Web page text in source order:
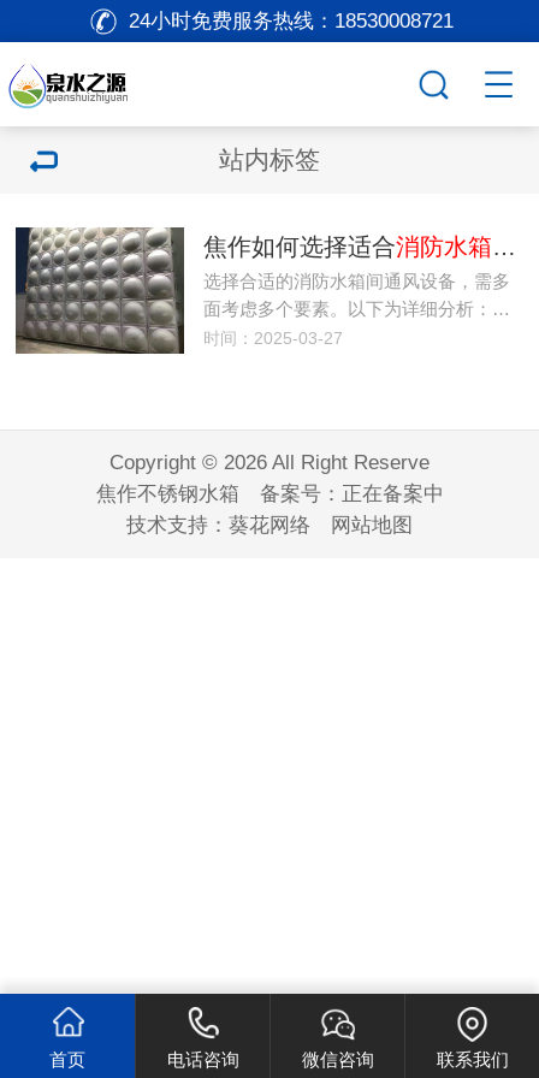
24小时免费服务热线： 18530008721
站内标签
焦作如何选择适合消防水箱间
选择合适的消防水箱间通风设备，需多
面考虑多个要素。以下为详细分析：…
时间：2025-03-27
Copyright © 2026 All Right Reserve
焦作不锈钢水箱 备案号： 正在备案中
技术支持： 葵花网络 网站地图
首页 电话咨询 微信咨询 联系我们